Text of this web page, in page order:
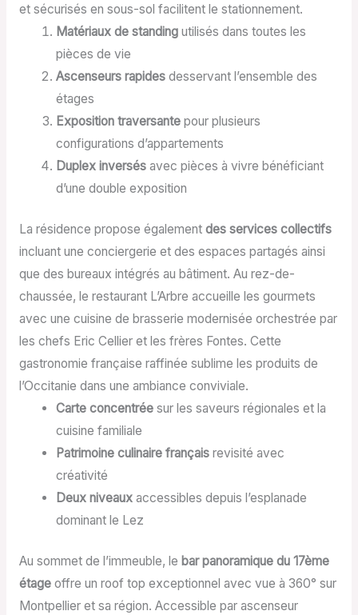
et sécurisés en sous-sol facilitent le stationnement.
Matériaux de standing utilisés dans toutes les
pièces de vie
Ascenseurs rapides desservant l’ensemble des
étages
Exposition traversante pour plusieurs
configurations d’appartements
Duplex inversés avec pièces à vivre bénéficiant
d’une double exposition
La résidence propose également des services collectifs
incluant une conciergerie et des espaces partagés ainsi
que des bureaux intégrés au bâtiment. Au rez-de-
chaussée, le restaurant L’Arbre accueille les gourmets
avec une cuisine de brasserie modernisée orchestrée par
les chefs Eric Cellier et les frères Fontes. Cette
gastronomie française raffinée sublime les produits de
l’Occitanie dans une ambiance conviviale.
Carte concentrée sur les saveurs régionales et la
cuisine familiale
Patrimoine culinaire français revisité avec
créativité
Deux niveaux accessibles depuis l’esplanade
dominant le Lez
Au sommet de l’immeuble, le bar panoramique du 17ème
étageoffre un roof top exceptionnel avec vue à 360° sur
Montpellier et sa région. Accessible par ascenseur